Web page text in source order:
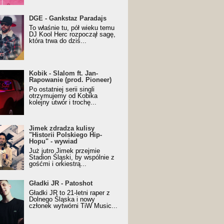
z nagrodą za
Trueschoolowy
Roku (Popkillery 2023)
DGE - Gankstaz Paradajs
To właśnie tu, pół wieku temu
DJ Kool Herc rozpoczął sagę,
która trwa do dziś...
- Slalom ft. Jan-
(prod. Pioneer)
Music Visualiser]
Kobik - Slalom ft. Jan-
Rapowanie (prod. Pioneer)
Po ostatniej serii singli
otrzymujemy od Kobika
kolejny utwór i trochę...
zdradza kulisy "Historii
Hip-Hopu" - wywiad
Jimek zdradza kulisy
"Historii Polskiego Hip-
Hopu" - wywiad
Już jutro Jimek przejmie
Stadion Śląski, by wspólnie z
gośćmi i orkiestrą...
JR - Patoshot
Gładki JR - Patoshot
Gładki JR to 21-letni raper z
Dolnego Śląska i nowy
członek wytwórni TiW Music...